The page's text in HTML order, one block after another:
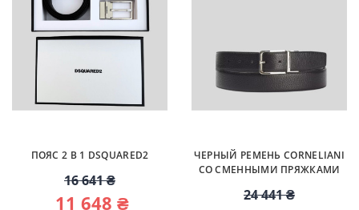
ПОЯС 2 В 1 DSQUARED2
16 641 ₴
11 648 ₴
ЧЕРНЫЙ РЕМЕНЬ CORNELIANI
СО СМЕННЫМИ ПРЯЖКАМИ
24 441 ₴